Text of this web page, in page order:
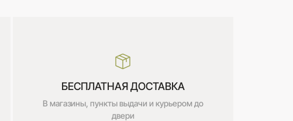
БЕСПЛАТНАЯ ДОСТАВКА
В магазины, пункты выдачи и курьером до
двери